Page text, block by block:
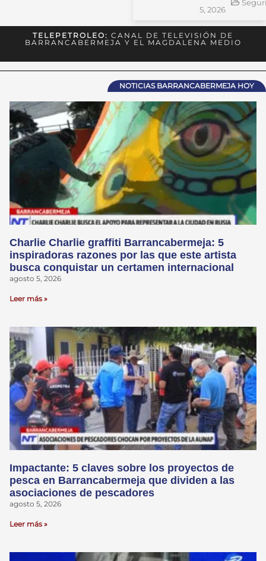
5, 2026
TELEPETROLEO: CANAL DE TELEVISIÓN DE
BARRANCABERMEJA Y EL MAGDALENA MEDIO
NOTICIAS BARRANCABERMEJA HOY
Charlie Charlie graffiti Barrancabermeja: 5
inspiradoras razones por las que este artista
busca conquistar un certamen internacional
agosto 5, 2026
Leer más »
Impactante: 5 claves sobre los proyectos de
pesca en Barrancabermeja que dividen a las
asociaciones de pescadores
agosto 5, 2026
Leer más »